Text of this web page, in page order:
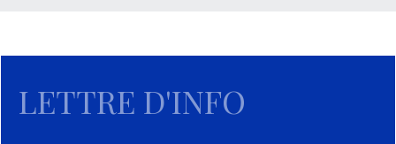
LETTRE D'INFO